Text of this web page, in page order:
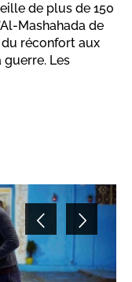
de plus de 150
Mashahada de
réconfort aux
Les